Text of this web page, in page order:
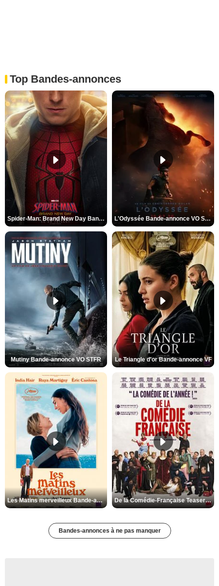
Top Bandes-annonces
Spider-Man: Brand New Day Bande-annonce VO STFR L'Odyssée Bande-annonce VO STFR
Mutiny Bande-annonce VO STFR Le Triangle d'or Bande-annonce VF
Les Matins merveilleux Bande-annonce VF De la Comédie-Française Teaser VF
Bandes-annonces à ne pas manquer